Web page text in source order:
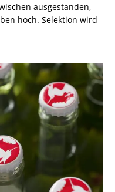
ausgestanden,
hoch. Selektion wird